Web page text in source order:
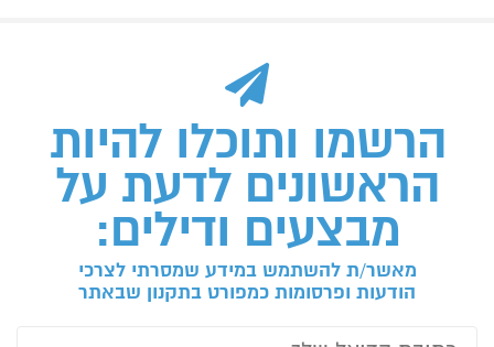
הרשמו ותוכלו להיות
הראשונים לדעת על
מבצעים ודילים:
מאשר/ת להשתמש במידע שמסרתי לצרכי
הודעות ופרסומות כמפורט בתקנון שבאתר